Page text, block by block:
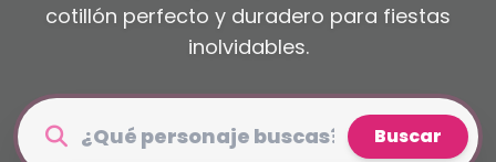
cotillón perfecto y duradero para fiestas
inolvidables.
Buscar